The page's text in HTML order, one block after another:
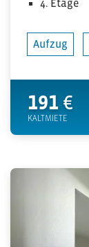
4. Etage
Aufzug
191 €
KALTMIETE